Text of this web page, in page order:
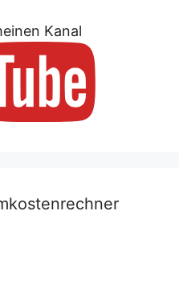
Kanal